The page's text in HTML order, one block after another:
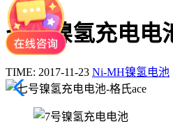
七号镍氢充电电
TIME: 2017-11-23 Ni-MH镍氢电池